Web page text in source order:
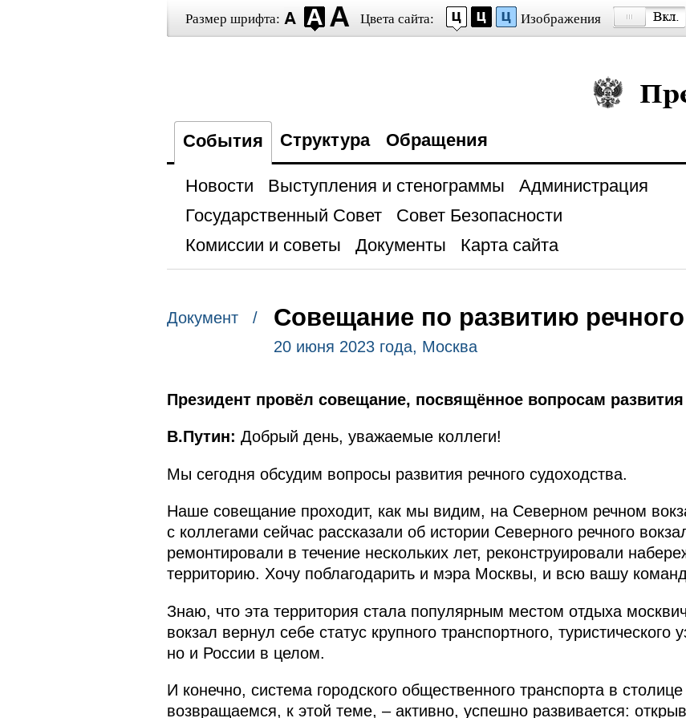
Размер шрифта: Цвета сайта: Изображения
Президент
События Структура Обращения
Новости Выступления и стенограммы
Администрация
Государственный Совет
Совет Безопасности
Комиссии и советы
Документы Карта сайта
Документ / Совещание по развитию
20 июня 2023 года, Москва
Президент провёл совещание, посвящённое вопросам развития
В.Путин: Добрый день, уважаемые коллеги!
Мы сегодня обсудим вопросы развития речного судоходства.
Наше совещание проходит, как мы видим, на Северном речном
с коллегами сейчас рассказали об истории Северного речного
ремонтировали в течение нескольких лет, реконструировали
территорию. Хочу поблагодарить и мэра Москвы, и всю вашу
Знаю, что эта территория стала популярным местом отдыха
вокзал вернул себе статус крупного транспортного, туристического
но и России в целом.
И конечно, система городского общественного транспорта в
возвращаемся, к этой теме, – активно, успешно развивается: